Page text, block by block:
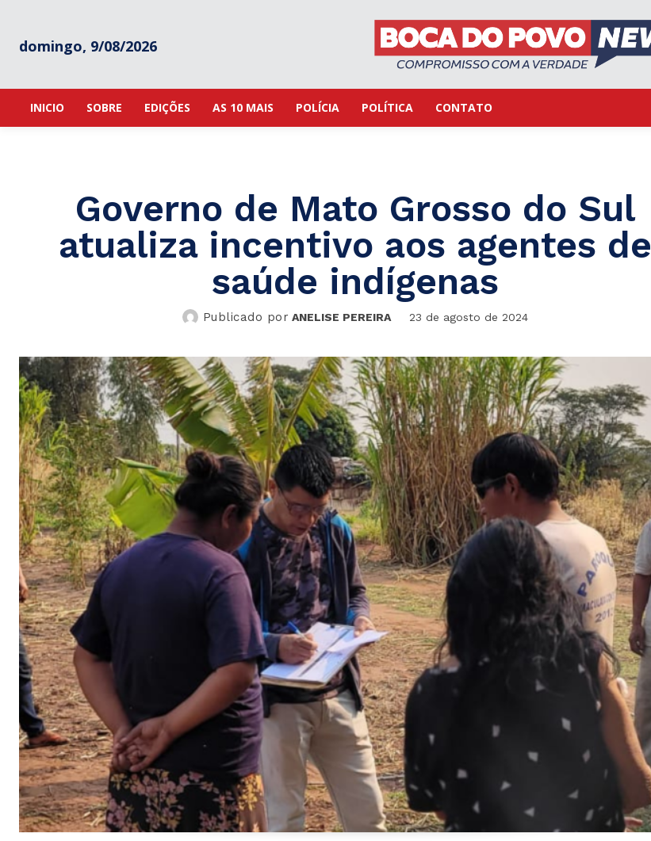
domingo, 9/08/2026
INICIO SOBRE EDIÇÕES AS 10 MAIS POLÍCIA POLÍTICA CONTATO
Governo de Mato Grosso do Sul
atualiza incentivo aos agentes de
saúde indígenas
Publicado por ANELISE PEREIRA 23 de agosto de 2024